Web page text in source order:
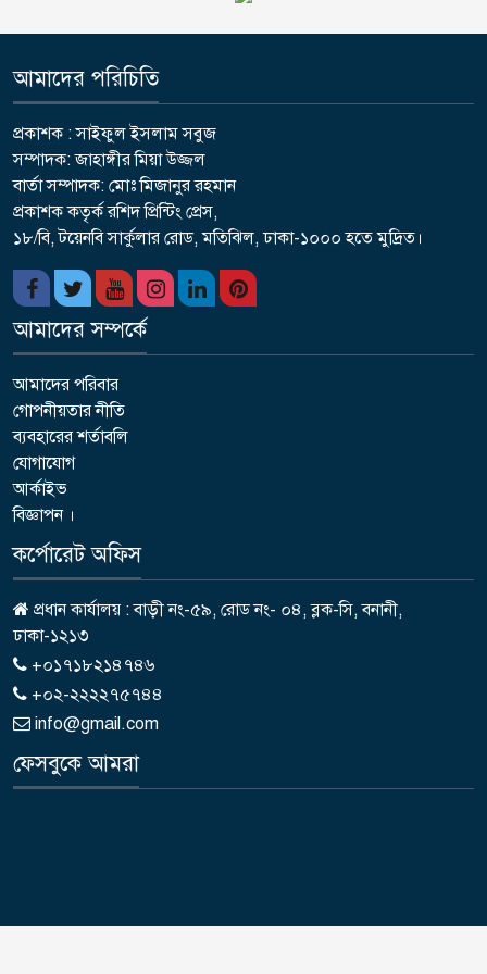
আমাদের পরিচিতি
প্রকাশক : সাইফুল ইসলাম সবুজ
সম্পাদক: জাহাঙ্গীর মিয়া উজ্জল
বার্তা সম্পাদক: মোঃ মিজানুর রহমান
প্রকাশক কতৃর্ক রশিদ প্রিন্টিং প্রেস,
১৮/বি, টয়েনবি সার্কুলার রোড, মতিঝিল, ঢাকা-১০০০ হতে মুদ্রিত।
আমাদের সম্পর্কে
আমাদের পরিবার
গোপনীয়তার নীতি
ব্যবহারের শর্তাবলি
যোগাযোগ
আর্কাইভ
বিজ্ঞাপন ।
কর্পোরেট অফিস
প্রধান কার্যালয় : বাড়ী নং-৫৯, রোড নং- ০৪, ব্লক-সি, বনানী,
ঢাকা-১২১৩
+০১৭১৮২১৪৭৪৬
+০২-২২২২৭৫৭৪৪
info@gmail.com
ফেসবুকে আমরা